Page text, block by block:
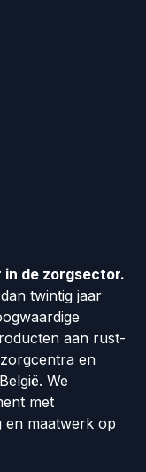
de zorgsector.
twintig jaar
aan rust-
en
We
met
en maatwerk op